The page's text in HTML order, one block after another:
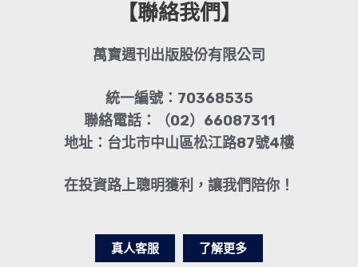
【聯絡我們】
萬寶週刊出版股份有限公司
統一編號：70368535
聯絡電話：（02）66087311
地址：台北市中山區松江路87號4樓
在投資路上聰明獲利，讓我們陪你！
真人客服 了解更多